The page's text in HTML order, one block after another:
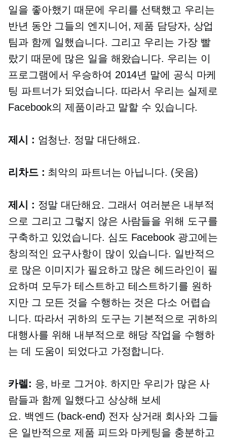
일을 좋아했기 때문에 우리를 선택했고 우리는
반년 동안 그들의 엔지니어, 제품 담당자, 상업
팀과 함께 일했습니다. 그리고 우리는 가장 빨
랐기 때문에 많은 일을 해왔습니다. 우리는 이
프로그램에서 우승하여 2014년 말에 공식 마케
팅 파트너가 되었습니다. 따라서 우리는 실제로
Facebook의 제품이라고 말할 수 있습니다.
제시 : 엄청난. 정말 대단해요.
리차드 : 최악의 파트너는 아닙니다. (웃음)
제시 : 정말 대단해요. 그래서 여러분은 내부적
으로 그리고 그렇지 않은 사람들을 위해 도구를
구축하고 있었습니다. 심도 Facebook 광고에는
창의적인 요구사항이 많이 있습니다. 일반적으
로 많은 이미지가 필요하고 많은 헤드라인이 필
요하며 모두가 테스트하고 테스트하기를 원하
지만 그 모든 것을 수행하는 것은 다소 어렵습
니다. 따라서 귀하의 도구는 기본적으로 귀하의
대행사를 위해 내부적으로 해당 작업을 수행하
는 데 도움이 되었다고 가정합니다.
카렐: 응, 바로 그거야. 하지만 우리가 많은 사
람들과 함께 일했다고 상상해 보세
요. 백엔드 (back-end) 전자 상거래 회사와 그들
은 일반적으로 제품 피드와 마케팅을 충분하고